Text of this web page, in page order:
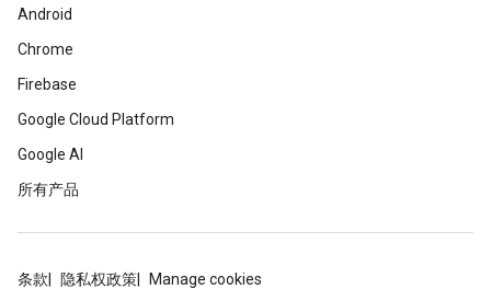
Android
Chrome
Firebase
Google Cloud Platform
Google AI
所有产品
条款 隐私权政策 Manage cookies